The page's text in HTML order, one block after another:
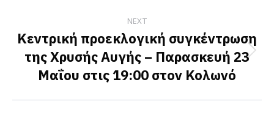
NEXT
Next
post:
Κεντρική προεκλογική συγκέντρωση
της Χρυσής Αυγής – Παρασκευή 23
Μαΐου στις 19:00 στον Κολωνό